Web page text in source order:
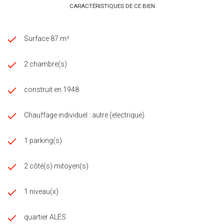
CARACTÉRISTIQUES DE CE BIEN
Surface 87 m²
2 chambre(s)
construit en 1948
Chauffage individuel : autre (electrique)
1 parking(s)
2 côté(s) mitoyen(s)
1 niveau(x)
quartier ALES